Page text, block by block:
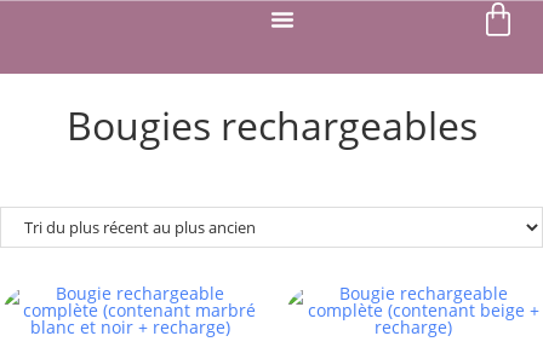
Bougies rechargeables